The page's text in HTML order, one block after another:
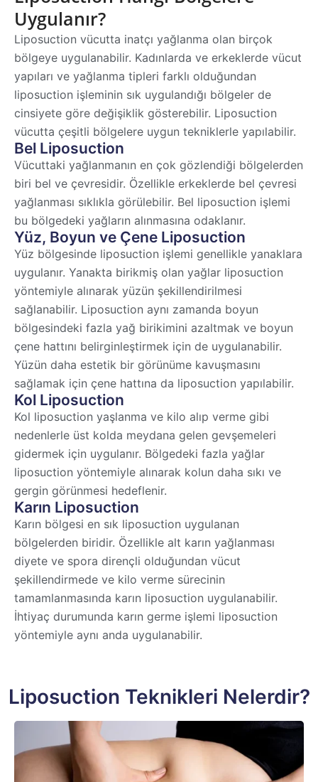
Uygulanır?
Liposuction vücutta inatçı yağlanma olan birçok
bölgeye uygulanabilir. Kadınlarda ve erkeklerde vücut
yapıları ve yağlanma tipleri farklı olduğundan
liposuction işleminin sık uygulandığı bölgeler de
cinsiyete göre değişiklik gösterebilir. Liposuction
vücutta çeşitli bölgelere uygun tekniklerle yapılabilir.
Bel Liposuction
Vücuttaki yağlanmanın en çok gözlendiği bölgelerden
biri bel ve çevresidir. Özellikle erkeklerde bel çevresi
yağlanması sıklıkla görülebilir. Bel liposuction işlemi
bu bölgedeki yağların alınmasına odaklanır.
Yüz, Boyun ve Çene Liposuction
Yüz bölgesinde liposuction işlemi genellikle yanaklara
uygulanır. Yanakta birikmiş olan yağlar liposuction
yöntemiyle alınarak yüzün şekillendirilmesi
sağlanabilir. Liposuction aynı zamanda boyun
bölgesindeki fazla yağ birikimini azaltmak ve boyun
çene hattını belirginleştirmek için de uygulanabilir.
Yüzün daha estetik bir görünüme kavuşmasını
sağlamak için çene hattına da liposuction yapılabilir.
Kol Liposuction
Kol liposuction yaşlanma ve kilo alıp verme gibi
nedenlerle üst kolda meydana gelen gevşemeleri
gidermek için uygulanır. Bölgedeki fazla yağlar
liposuction yöntemiyle alınarak kolun daha sıkı ve
gergin görünmesi hedeflenir.
Karın Liposuction
Karın bölgesi en sık liposuction uygulanan
bölgelerden biridir. Özellikle alt karın yağlanması
diyete ve spora dirençli olduğundan vücut
şekillendirmede ve kilo verme sürecinin
tamamlanmasında karın liposuction uygulanabilir.
İhtiyaç durumunda karın germe işlemi liposuction
yöntemiyle aynı anda uygulanabilir.
Liposuction Teknikleri Nelerdir?